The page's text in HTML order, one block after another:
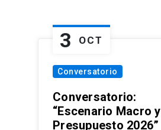
3 OCT
Conversatorio
Conversatorio:
“Escenario Macro y
Presupuesto 2026”